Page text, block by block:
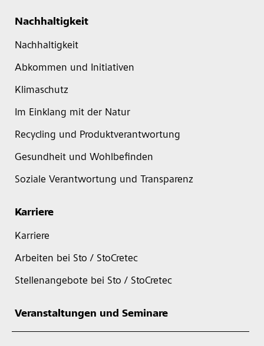
Nachhaltigkeit
Nachhaltigkeit
Abkommen und Initiativen
Klimaschutz
Im Einklang mit der Natur
Recycling und Produktverantwortung
Gesundheit und Wohlbefinden
Soziale Verantwortung und Transparenz
Karriere
Karriere
Arbeiten bei Sto / StoCretec
Stellenangebote bei Sto / StoCretec
Veranstaltungen und Seminare